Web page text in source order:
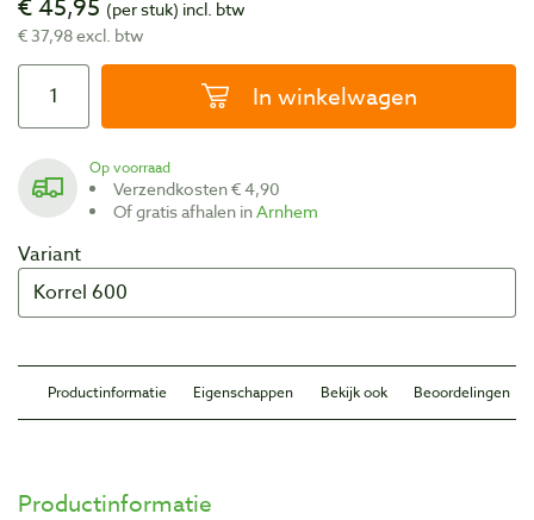
€ 45,95 (per stuk) incl. btw
€ 37,98 excl. btw
In winkelwagen
Op voorraad
Verzendkosten € 4,90
Of gratis afhalen inArnhem
Variant
Productinformatie Eigenschappen Bekijk ook Beoordelingen
Productinformatie